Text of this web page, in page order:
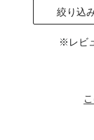
絞り込
※レビ